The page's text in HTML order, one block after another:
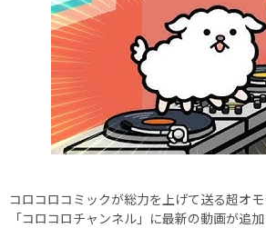
コロコロコミックが総力を上げて送る超オ
「コロコロチャンネル」に最新の動画が追加